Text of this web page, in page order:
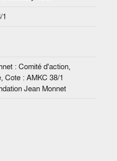
: Comité d'action,
Cote : AMKC 38/1
Jean Monnet